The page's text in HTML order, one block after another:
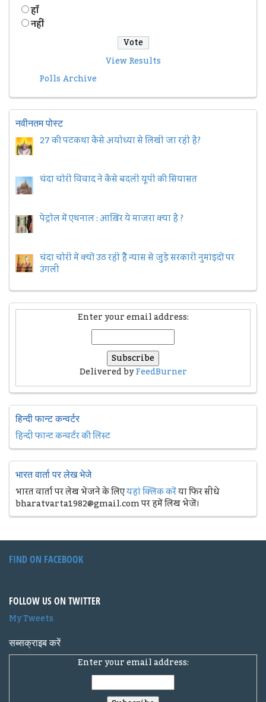
हॉं
नहीं
View Results
Polls Archive
नवीनतम पोस्ट
27 की पटकथा कैसे अयोध्या से लिखी जा रही है?
चंदा चोरी विवाद ने कैसे बदली यूपी की सियासत
पेट्रोल में एथनाल : आख़िर ये माजरा क्या है ?
चंदा चोरी में क्यों उठ रही हैैं न्यास से जुड़े सरकारी नुमांइदों पर
उंगली
Enter your email address:
Delivered byFeedBurner
हिन्दी फान्ट कन्वर्टर
हिन्दी फान्ट कन्वर्टर की लिस्ट
भारत वार्ता पर लेख भेजे
भारत वार्ता पर लेख भेजने के लिएयहां क्लिक करेंया फिर सीधे
bharatvarta1982@gmail.com पर हमें लिख भेजें।
FIND ON FACEBOOK
FOLLOW US ON TWITTER
My Tweets
सब्सक्राइब करें
Enter your email address: